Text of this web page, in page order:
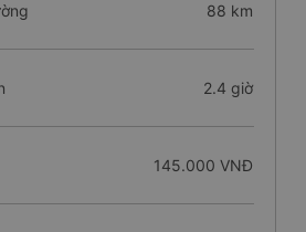
88 km
2.4 giờ
145.000 VNĐ